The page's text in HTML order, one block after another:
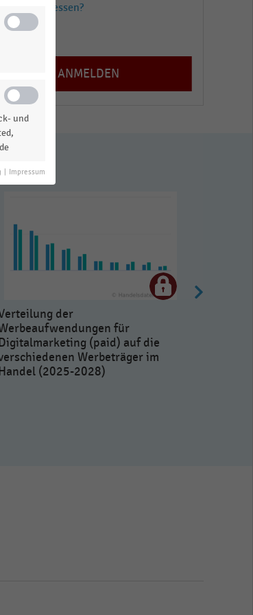
vergessen?
der
für
Digitalmarketing (paid) auf die
Werbeträger im
Handel (2025-2028)
und
Impressum